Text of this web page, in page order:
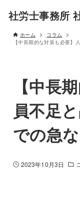
社労士事務所
ホーム
コラム
【中長期的な対策も必要】
【中長
員不足
での急
2023年10月3日